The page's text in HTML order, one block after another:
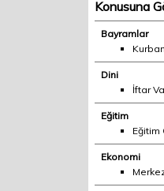
Konusuna
Bayramlar
Dini
İftar
Eğitim
Eğitim
Ekonomi